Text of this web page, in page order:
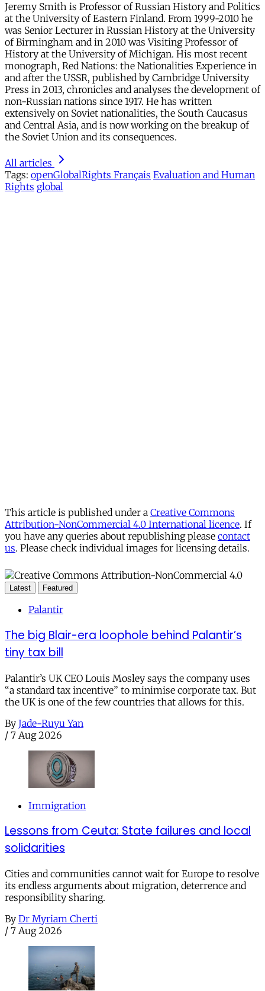
Jeremy Smith is Professor of Russian History and Politics
at the University of Eastern Finland. From 1999-2010 he
was Senior Lecturer in Russian History at the University
of Birmingham and in 2010 was Visiting Professor of
History at the University of Michigan. His most recent
monograph, Red Nations: the Nationalities Experience in
and after the USSR, published by Cambridge University
Press in 2013, chronicles and analyses the development of
non-Russian nations since 1917. He has written
extensively on Soviet nationalities, the South Caucasus
and Central Asia, and is now working on the breakup of
the Soviet Union and its consequences.
All articles
Tags: openGlobalRights Français Evaluation and Human
Rights global
This article is published under a Creative Commons
Attribution-NonCommercial 4.0 International licence. If
you have any queries about republishing please contact
us. Please check individual images for licensing details.
Latest Featured
Palantir
The big Blair-era loophole behind Palantir’s
tiny tax bill
Palantir’s UK CEO Louis Mosley says the company uses
“a standard tax incentive” to minimise corporate tax. But
the UK is one of the few countries that allows for this.
By Jade-Ruyu Yan
/ 7 Aug 2026
Immigration
Lessons from Ceuta: State failures and local
solidarities
Cities and communities cannot wait for Europe to resolve
its endless arguments about migration, deterrence and
responsibility sharing.
By Dr Myriam Cherti
/ 7 Aug 2026